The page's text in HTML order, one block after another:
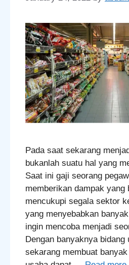
Pada saat sekarang
bukanlah suatu hal yang
Saat ini gaji seorang
memberikan dampak yang
mencukupi segala sektor
yang menyebabkan
ingin mencoba menjadi
Dengan banyaknya bidang
sekarang membuat